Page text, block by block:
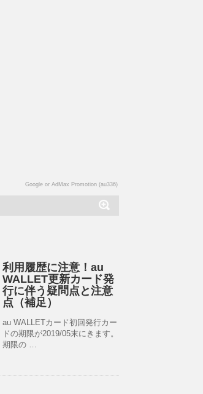
Google or AdMax Promotion (au336)
利用履歴に注意！au
WALLET更新カード発
行に伴う疑問点と注意
点（補足）
au WALLETカード初回発行カー
ドの期限が2019/05末にきます。
期限の …